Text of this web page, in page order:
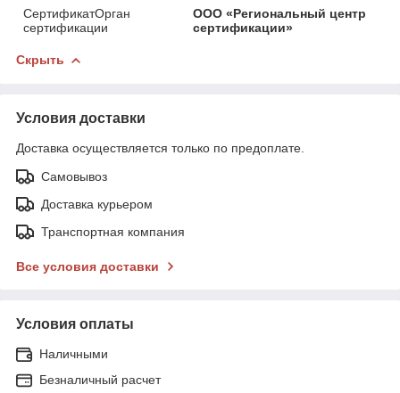
СертификатОрган
сертификации
ООО «Региональный центр
сертификации»
Скрыть
Условия доставки
Доставка осуществляется только по предоплате.
Самовывоз
Доставка курьером
Транспортная компания
Все условия доставки
Условия оплаты
Наличными
Безналичный расчет